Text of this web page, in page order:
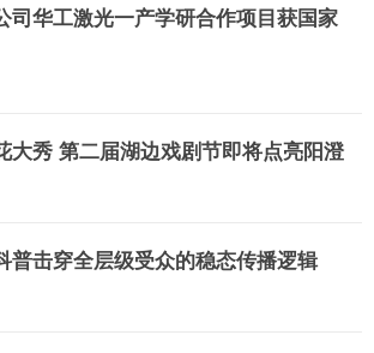
司华工激光一产学研合作项目获国家
大秀 第二届湖边戏剧节即将点亮阳澄
科普击穿全层级受众的稳态传播逻辑